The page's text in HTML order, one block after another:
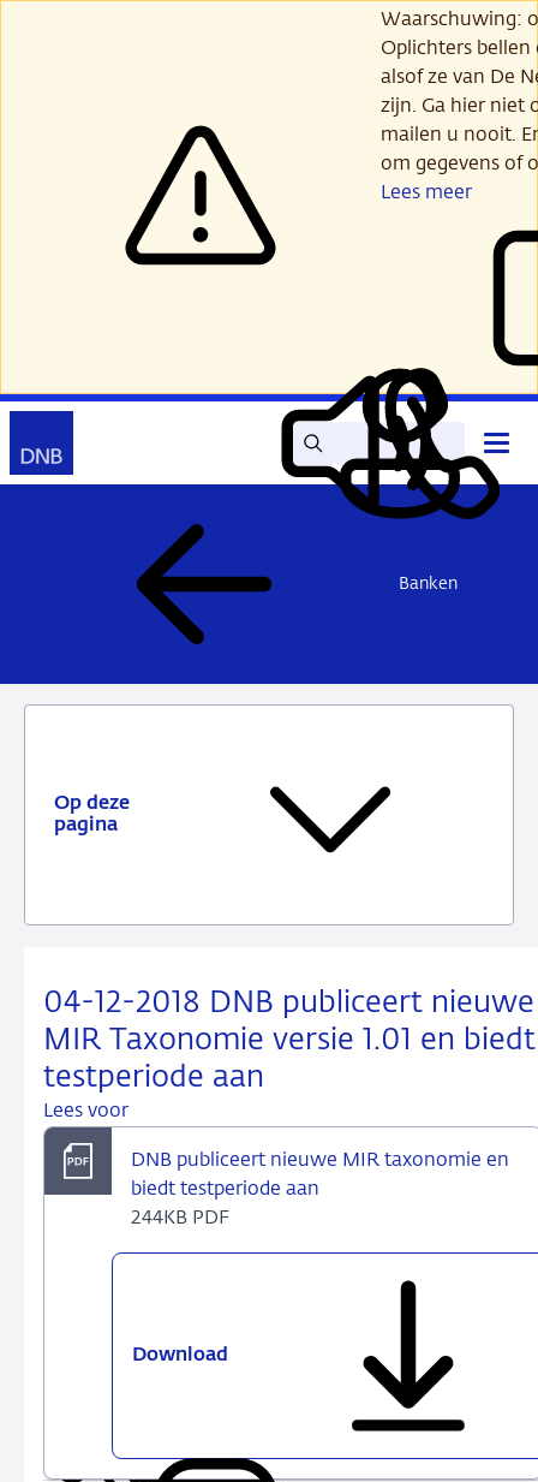
Waarschuwing:
Oplichters
alsof ze van De
zijn. Ga hier niet
mailen u nooit.
om gegevens of
Lees meer
Zoek Lees
voor
Mijn
DNB
Contact
Banken
Op deze
pagina
04-12-2018 DNB publiceert nieuwe
MIR Taxonomie versie 1.01 en biedt
testperiode aan
Lees voor
DNB publiceert nieuwe MIR taxonomie en
biedt testperiode aan
244KB PDF
Download
taxonomie